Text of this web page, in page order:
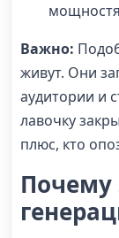
Важно:
живут. Они
аудитории и
лавочку
плюс, кто
Почему